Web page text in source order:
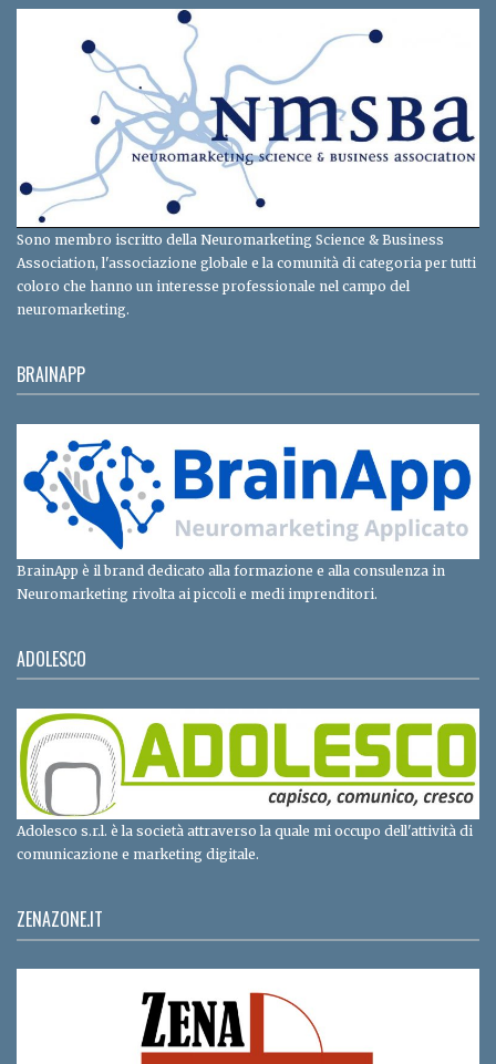
Sono membro iscritto della Neuromarketing Science & Business
Association, l'associazione globale e la comunità di categoria per tutti
coloro che hanno un interesse professionale nel campo del
neuromarketing.
BRAINAPP
BrainApp è il brand dedicato alla formazione e alla consulenza in
Neuromarketing rivolta ai piccoli e medi imprenditori.
ADOLESCO
Adolesco s.r.l. è la società attraverso la quale mi occupo dell'attività di
comunicazione e marketing digitale.
ZENAZONE.IT